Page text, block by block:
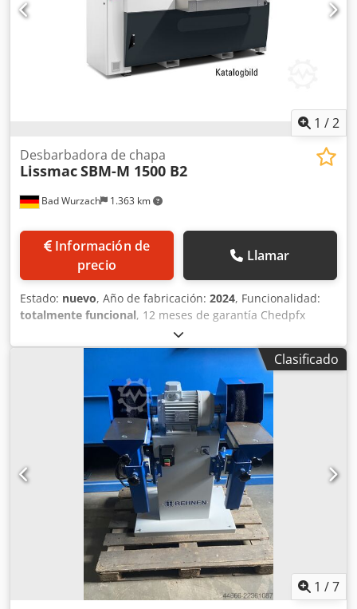
de los parámetros de seguridad recomendados.
Realizar una evaluación detallada y considerar
estos puntos clave le permitirá identificar una
eficazmente con sus necesidades de trabajo.
1 /2
Bad Wurzach 1.363 km
Desbarbadora de chapa
LissmacSBM-M 1500 B2
Información de
precio
Llamar
Estado: nuevo, Año de fabricación: 2024, Funcionalidad:
totalmente funcional, 12 meses de garantía Chedpfx
Clasificado
1 /7